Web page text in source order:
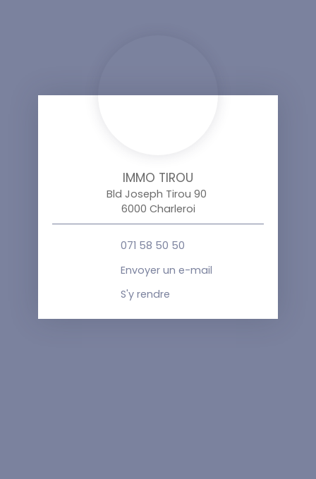
IMMO TIROU
Bld Joseph Tirou 90
6000 Charleroi
071 58 50 50
Envoyer un e-mail
S'y rendre